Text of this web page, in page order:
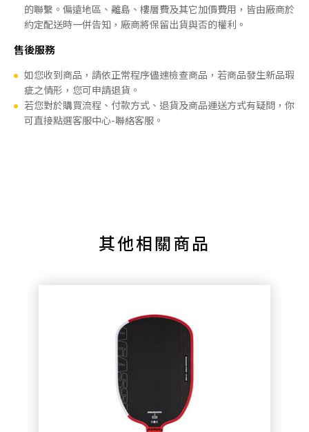
的聯繫。偏遠地區、離島、樓層費及其它加價費用，皆由廠商於
約定配送時一併告知，廠商將保留出貨與否的權利。
售後服務
如您收到商品，請依正常程序儘速檢查商品，若商品發生新品瑕
疵之情形，您可申請退貨。
若您對於購買流程、付款方式、退貨及商品運送方式有疑問，你
可直接點選客服中心-聯絡客服。
其他相關商品